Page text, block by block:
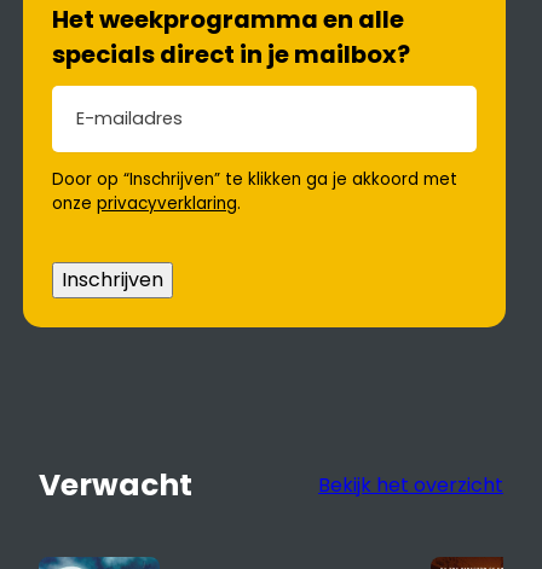
Het weekprogramma en alle
specials direct in je mailbox?
E-mailadres
Door op “Inschrijven” te klikken ga je akkoord met
onzeprivacyverklaring.
Inschrijven
Verwacht Bekijk het overzicht